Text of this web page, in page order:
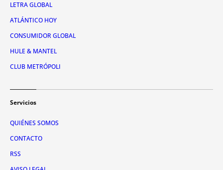
LETRA GLOBAL
ATLÁNTICO HOY
CONSUMIDOR GLOBAL
HULE & MANTEL
CLUB METRÓPOLI
Servicios
QUIÉNES SOMOS
CONTACTO
RSS